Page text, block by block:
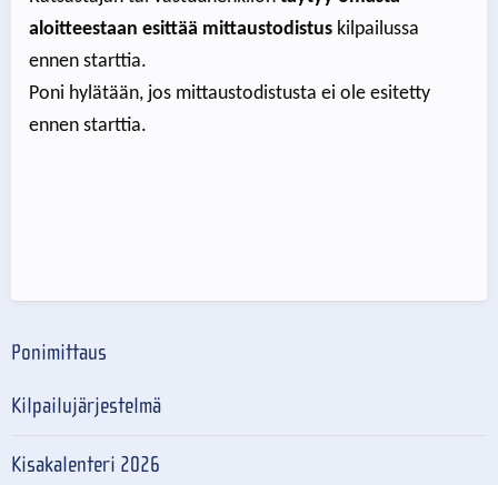
aloitteestaan esittää mittaustodistus kilpailussa
ennen starttia.
Poni hylätään, jos mittaustodistusta ei ole esitetty
ennen starttia.
Ponimittaus
Kilpailujärjestelmä
Kisakalenteri 2026